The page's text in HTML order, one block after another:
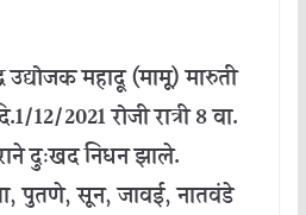
महादू (मामू) मारुती
12/2021 रोजी रात्री 8 वा.
दुःखद निधन झाले.
पुतणे, सून, जावई, नातवंडे